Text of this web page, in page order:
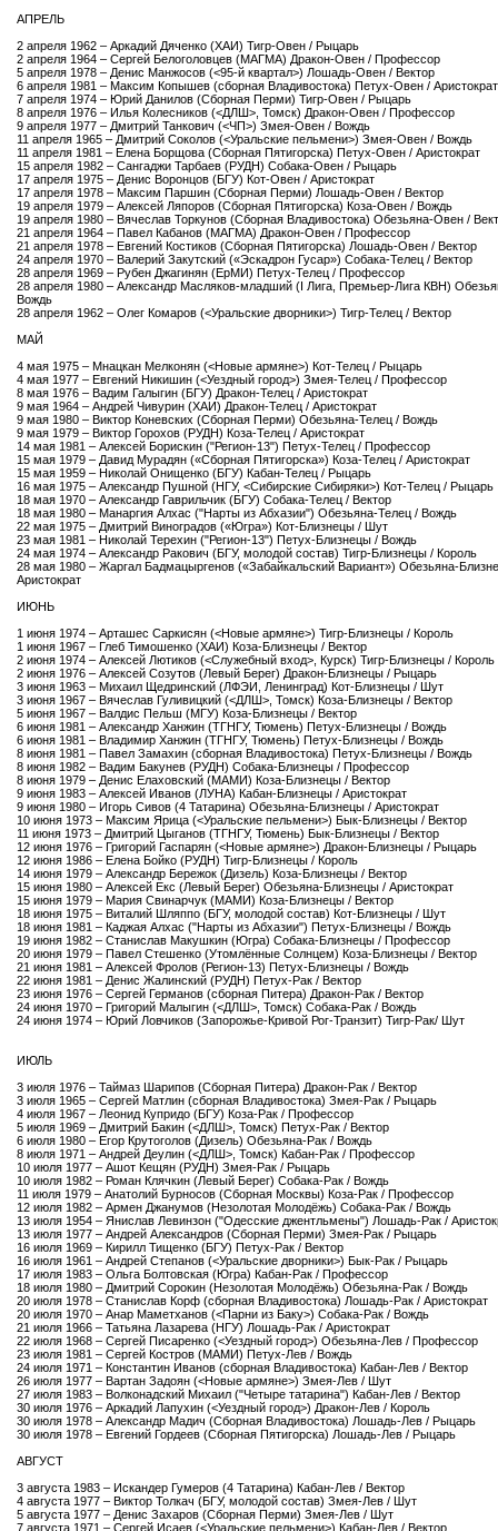
АПРЕЛЬ
2 апреля 1962 – Аркадий Дяченко (ХАИ) Тигр-Овен / Рыцарь
2 апреля 1964 – Сергей Белоголовцев (МАГМА) Дракон-Овен / Профессор
5 апреля 1978 – Денис Манжосов (<95-й квартал>) Лошадь-Овен / Вектор
6 апреля 1981 – Максим Копышев (сборная Владивостока) Петух-Овен / Аристократ
7 апреля 1974 – Юрий Данилов (Сборная Перми) Тигр-Овен / Рыцарь
8 апреля 1976 – Илья Колесников (<ДЛШ>, Томск) Дракон-Овен / Профессор
9 апреля 1977 – Дмитрий Танкович (<ЧП>) Змея-Овен / Вождь
11 апреля 1965 – Дмитрий Соколов (<Уральские пельмени>) Змея-Овен / Вождь
11 апреля 1981 – Елена Борщова (Сборная Пятигорска) Петух-Овен / Аристократ
15 апреля 1982 – Сангаджи Тарбаев (РУДН) Собака-Овен / Рыцарь
17 апреля 1975 – Денис Воронцов (БГУ) Кот-Овен / Аристократ
17 апреля 1978 – Максим Паршин (Сборная Перми) Лошадь-Овен / Вектор
19 апреля 1979 – Алексей Ляпоров (Сборная Пятигорска) Коза-Овен / Вождь
19 апреля 1980 – Вячеслав Торкунов (Сборная Владивостока) Обезьяна-Овен /
21 апреля 1964 – Павел Кабанов (МАГМА) Дракон-Овен / Профессор
21 апреля 1978 – Евгений Костиков (Сборная Пятигорска) Лошадь-Овен / Вектор
24 апреля 1970 – Валерий Закутский («Эскадрон Гусар») Собака-Телец / Вектор
28 апреля 1969 – Рубен Джагинян (ЕрМИ) Петух-Телец / Профессор
28 апреля 1980 – Александр Масляков-младший (I Лига, Премьер-Лига КВН)
Вождь
28 апреля 1962 – Олег Комаров (<Уральские дворники>) Тигр-Телец / Вектор
МАЙ
4 мая 1975 – Мнацкан Мелконян (<Новые армяне>) Кот-Телец / Рыцарь
4 мая 1977 – Евгений Никишин (<Уездный город>) Змея-Телец / Профессор
8 мая 1976 – Вадим Галыгин (БГУ) Дракон-Телец / Аристократ
9 мая 1964 – Андрей Чивурин (ХАИ) Дракон-Телец / Аристократ
9 мая 1980 – Виктор Коневских (Сборная Перми) Обезьяна-Телец / Вождь
9 мая 1979 – Виктор Горохов (РУДН) Коза-Телец / Аристократ
14 мая 1981 – Алексей Борискин ("Регион-13") Петух-Телец / Профессор
15 мая 1979 – Давид Мурадян («Сборная Пятигорска») Коза-Телец / Аристократ
15 мая 1959 – Николай Онищенко (БГУ) Кабан-Телец / Рыцарь
16 мая 1975 – Александр Пушной (НГУ, <Сибирские Сибиряки>) Кот-Телец / Рыцарь
18 мая 1970 – Александр Гаврильчик (БГУ) Собака-Телец / Вектор
18 мая 1980 – Манаргия Алхас ("Нарты из Абхазии") Обезьяна-Телец / Вождь
22 мая 1975 – Дмитрий Виноградов («Югра») Кот-Близнецы / Шут
23 мая 1981 – Николай Терехин ("Регион-13") Петух-Близнецы / Вождь
24 мая 1974 – Александр Ракович (БГУ, молодой состав) Тигр-Близнецы / Король
28 мая 1980 – Жаргал Бадмацыргенов («Забайкальский Вариант») Обезьяна-
Аристократ
ИЮНЬ
1 июня 1974 – Арташес Саркисян (<Новые армяне>) Тигр-Близнецы / Король
1 июня 1967 – Глеб Тимошенко (ХАИ) Коза-Близнецы / Вектор
2 июня 1974 – Алексей Лютиков (<Служебный вход>, Курск) Тигр-Близнецы / Король
2 июня 1976 – Алексей Созутов (Левый Берег) Дракон-Близнецы / Рыцарь
3 июня 1963 – Михаил Щедринский (ЛФЭИ, Ленинград) Кот-Близнецы / Шут
3 июня 1967 – Вячеслав Гуливицкий (<ДЛШ>, Томск) Коза-Близнецы / Вектор
5 июня 1967 – Валдис Пельш (МГУ) Коза-Близнецы / Вектор
6 июня 1981 – Александр Ханжин (ТГНГУ, Тюмень) Петух-Близнецы / Вождь
6 июня 1981 – Владимир Ханжин (ТГНГУ, Тюмень) Петух-Близнецы / Вождь
8 июня 1981 – Павел Замахин (сборная Владивостока) Петух-Близнецы / Вождь
8 июня 1982 – Вадим Бакунев (РУДН) Собака-Близнецы / Профессор
8 июня 1979 – Денис Елаховский (МАМИ) Коза-Близнецы / Вектор
9 июня 1983 – Алексей Иванов (ЛУНА) Кабан-Близнецы / Аристократ
9 июня 1980 – Игорь Сивов (4 Татарина) Обезьяна-Близнецы / Аристократ
10 июня 1973 – Максим Ярица (<Уральские пельмени>) Бык-Близнецы / Вектор
11 июня 1973 – Дмитрий Цыганов (ТГНГУ, Тюмень) Бык-Близнецы / Вектор
12 июня 1976 – Григорий Гаспарян (<Новые армяне>) Дракон-Близнецы / Рыцарь
12 июня 1986 – Елена Бойко (РУДН) Тигр-Близнецы / Король
14 июня 1979 – Александр Бережок (Дизель) Коза-Близнецы / Вектор
15 июня 1980 – Алексей Екс (Левый Берег) Обезьяна-Близнецы / Аристократ
15 июня 1979 – Мария Свинарчук (МАМИ) Коза-Близнецы / Вектор
18 июня 1975 – Виталий Шляппо (БГУ, молодой состав) Кот-Близнецы / Шут
18 июня 1981 – Каджая Алхас ("Нарты из Абхазии") Петух-Близнецы / Вождь
19 июня 1982 – Станислав Макушкин (Югра) Собака-Близнецы / Профессор
20 июня 1979 – Павел Стешенко (Утомлённые Солнцем) Коза-Близнецы / Вектор
21 июня 1981 – Алексей Фролов (Регион-13) Петух-Близнецы / Вождь
22 июня 1981 – Денис Жалинский (РУДН) Петух-Рак / Вектор
23 июня 1976 – Сергей Германов (сборная Питера) Дракон-Рак / Вектор
24 июня 1970 – Григорий Малыгин (<ДЛШ>, Томск) Собака-Рак / Вождь
24 июня 1974 – Юрий Ловчиков (Запорожье-Кривой Рог-Транзит) Тигр-Рак/ Шут
ИЮЛЬ
3 июля 1976 – Таймаз Шарипов (Сборная Питера) Дракон-Рак / Вектор
3 июля 1965 – Сергей Матлин (сборная Владивостока) Змея-Рак / Рыцарь
4 июля 1967 – Леонид Купридо (БГУ) Коза-Рак / Профессор
5 июля 1969 – Дмитрий Бакин (<ДЛШ>, Томск) Петух-Рак / Вектор
6 июля 1980 – Егор Крутоголов (Дизель) Обезьяна-Рак / Вождь
8 июля 1971 – Андрей Деулин (<ДЛШ>, Томск) Кабан-Рак / Профессор
10 июля 1977 – Ашот Кещян (РУДН) Змея-Рак / Рыцарь
10 июля 1982 – Роман Клячкин (Левый Берег) Собака-Рак / Вождь
11 июля 1979 – Анатолий Бурносов (Сборная Москвы) Коза-Рак / Профессор
12 июля 1982 – Армен Джанумов (Незолотая Молодёжь) Собака-Рак / Вождь
13 июля 1954 – Янислав Левинзон ("Одесские джентльмены") Лошадь-Рак /
13 июля 1977 – Андрей Александров (Сборная Перми) Змея-Рак / Рыцарь
16 июля 1969 – Кирилл Тищенко (БГУ) Петух-Рак / Вектор
16 июля 1961 – Андрей Степанов (<Уральские дворники>) Бык-Рак / Рыцарь
17 июля 1983 – Ольга Болтовская (Югра) Кабан-Рак / Профессор
18 июля 1980 – Дмитрий Сорокин (Незолотая Молодёжь) Обезьяна-Рак / Вождь
20 июля 1978 – Станислав Корф (сборная Владивостока) Лошадь-Рак / Аристократ
20 июля 1970 – Анар Маметханов (<Парни из Баку>) Собака-Рак / Вождь
21 июля 1966 – Татьяна Лазарева (НГУ) Лошадь-Рак / Аристократ
22 июля 1968 – Сергей Писаренко (<Уездный город>) Обезьяна-Лев / Профессор
23 июля 1981 – Сергей Костров (МАМИ) Петух-Лев / Вождь
24 июля 1971 – Константин Иванов (сборная Владивостока) Кабан-Лев / Вектор
26 июля 1977 – Вартан Задоян (<Новые армяне>) Змея-Лев / Шут
27 июля 1983 – Волконадский Михаил ("Четыре татарина") Кабан-Лев / Вектор
30 июля 1976 – Аркадий Лапухин (<Уездный город>) Дракон-Лев / Король
30 июля 1978 – Александр Мадич (Сборная Владивостока) Лошадь-Лев / Рыцарь
30 июля 1978 – Евгений Гордеев (Сборная Пятигорска) Лошадь-Лев / Рыцарь
АВГУСТ
3 августа 1983 – Искандер Гумеров (4 Татарина) Кабан-Лев / Вектор
4 августа 1977 – Виктор Толкач (БГУ, молодой состав) Змея-Лев / Шут
5 августа 1977 – Денис Захаров (Сборная Перми) Змея-Лев / Шут
7 августа 1971 – Сергей Исаев (<Уральские пельмени>) Кабан-Лев / Вектор